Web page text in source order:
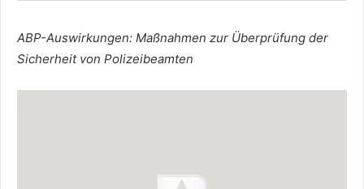
ABP-Auswirkungen: Maßnahmen zur Überprüfung der
Sicherheit von Polizeibeamten